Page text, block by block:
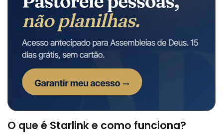
O que é Starlink e como funciona?